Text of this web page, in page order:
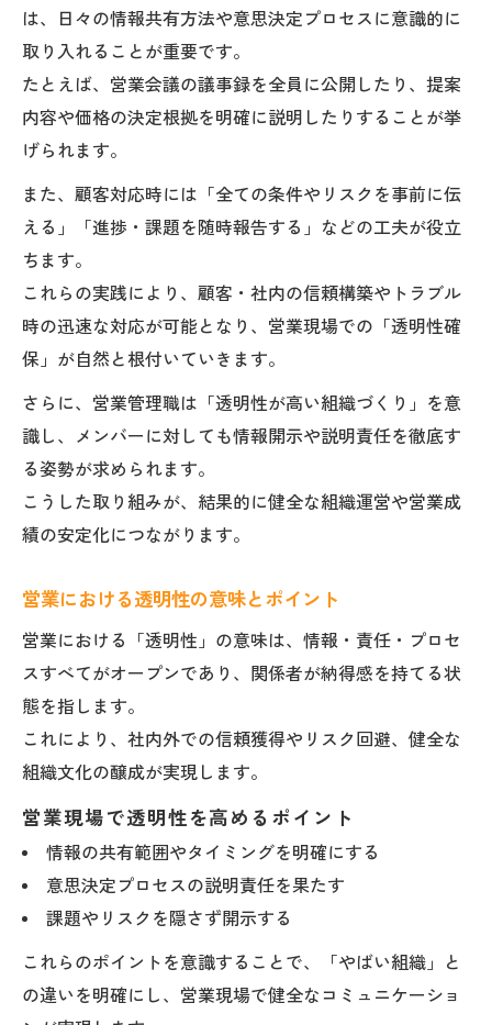
は、日々の情報共有方法や意思決定プロセスに意識的に
取り入れることが重要です。
たとえば、営業会議の議事録を全員に公開したり、提案
内容や価格の決定根拠を明確に説明したりすることが挙
げられます。
また、顧客対応時には「全ての条件やリスクを事前に伝
える」「進捗・課題を随時報告する」などの工夫が役立
ちます。
これらの実践により、顧客・社内の信頼構築やトラブル
時の迅速な対応が可能となり、営業現場での「透明性確
保」が自然と根付いていきます。
さらに、営業管理職は「透明性が高い組織づくり」を意
識し、メンバーに対しても情報開示や説明責任を徹底す
る姿勢が求められます。
こうした取り組みが、結果的に健全な組織運営や営業成
績の安定化につながります。
営業における透明性の意味とポイント
営業における「透明性」の意味は、情報・責任・プロセ
スすべてがオープンであり、関係者が納得感を持てる状
態を指します。
これにより、社内外での信頼獲得やリスク回避、健全な
組織文化の醸成が実現します。
営業現場で透明性を高めるポイント
情報の共有範囲やタイミングを明確にする
意思決定プロセスの説明責任を果たす
課題やリスクを隠さず開示する
これらのポイントを意識することで、「やばい組織」と
の違いを明確にし、営業現場で健全なコミュニケーショ